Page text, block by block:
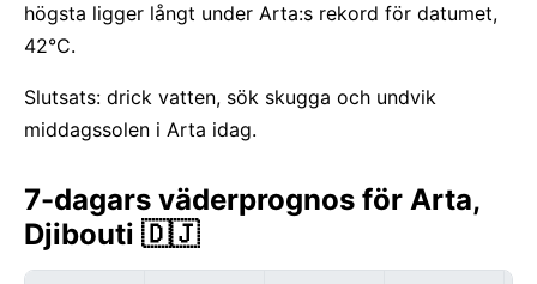
högsta ligger långt under Arta:s rekord för datumet,
42°C.
Slutsats: drick vatten, sök skugga och undvik
middagssolen i Arta idag.
7-dagars väderprognos för Arta,
Djibouti 🇩🇯